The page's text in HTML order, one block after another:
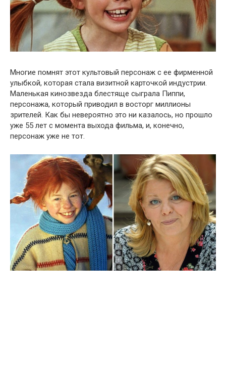
Многие помнят этот культовый персонаж с ее фирменной
улыбкой, которая стала визитной карточкой индустрии.
Маленькая кинозвезда блестяще сыграла Пиппи,
персонажа, который приводил в восторг миллионы
зрителей. Как бы невероятно это ни казалось, но прошло
уже 55 лет с момента выхода фильма, и, конечно,
персонаж уже не тот.